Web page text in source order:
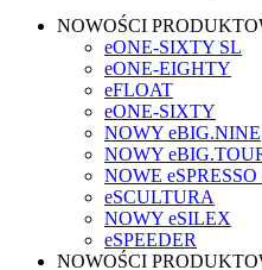
NOWOŚCI
eONE-SIXTY SL
eONE-EIGHTY
eFLOAT
eONE-SIXTY
NOWY eBIG.NINE
NOWY
NOWE
eSCULTURA
NOWY eSILEX
eSPEEDER
NOWOŚCI